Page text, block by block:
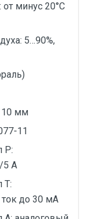
от минус 20°С
5…90%,
мм
11
Р:
5 А
Т:
до 30 мА